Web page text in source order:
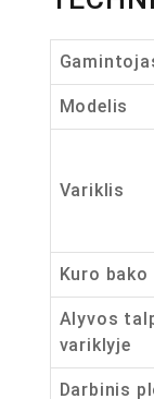
Modelis
Variklis
Kuro
Alyvos
variklyje
Darbinis